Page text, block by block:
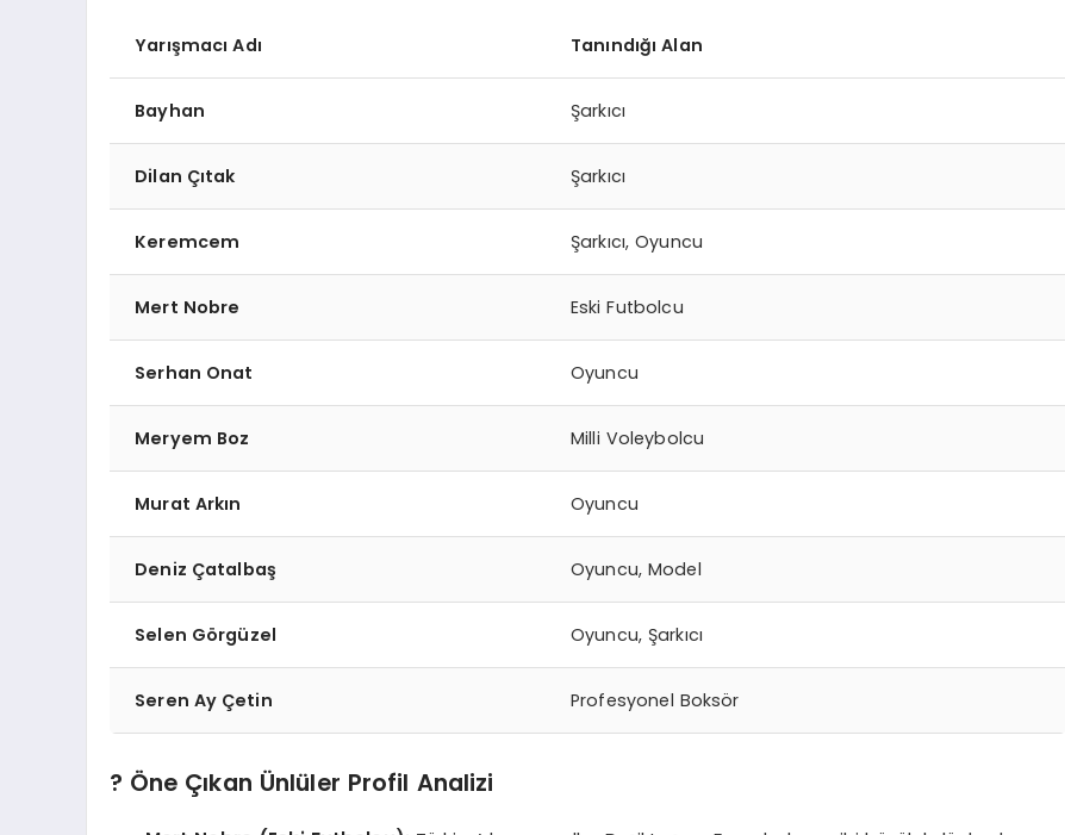
Yarışmacı Adı Tanındığı Alan
Bayhan Şarkıcı
Dilan Çıtak Şarkıcı
Keremcem Şarkıcı, Oyuncu
Mert Nobre Eski Futbolcu
Serhan Onat Oyuncu
Meryem Boz Milli Voleybolcu
Murat Arkın Oyuncu
Deniz Çatalbaş Oyuncu, Model
Selen Görgüzel Oyuncu, Şarkıcı
Seren Ay Çetin Profesyonel Boksör
? Öne Çıkan Ünlüler Profil Analizi